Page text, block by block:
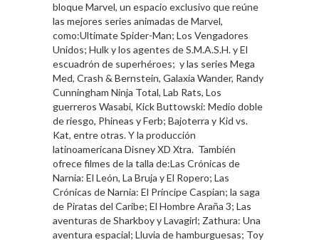
bloque Marvel, un espacio exclusivo que reúne
las mejores series animadas de Marvel,
como:Ultimate Spider-Man; Los Vengadores
Unidos; Hulk y los agentes de S.M.A.S.H. y El
escuadrón de superhéroes; y las series Mega
Med, Crash & Bernstein, Galaxia Wander, Randy
Cunningham Ninja Total, Lab Rats, Los
guerreros Wasabi, Kick Buttowski: Medio doble
de riesgo, Phineas y Ferb; Bajoterra y Kid vs.
Kat, entre otras. Y la producción
latinoamericana Disney XD Xtra. También
ofrece filmes de la talla de:Las Crónicas de
Narnia: El León, La Bruja y El Ropero; Las
Crónicas de Narnia: El Príncipe Caspian; la saga
de Piratas del Caribe; El Hombre Araña 3; Las
aventuras de Sharkboy y Lavagirl; Zathura: Una
aventura espacial; Lluvia de hamburguesas; Toy